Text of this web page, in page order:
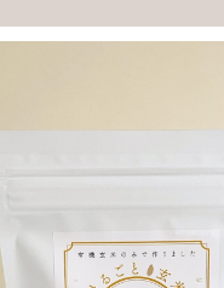
丸ごとドリンク。無添加・